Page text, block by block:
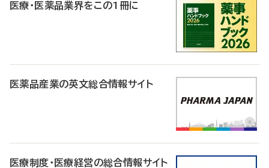
医療・医薬品業界をこの1冊に
医薬品産業の英文総合情報サイト
医療制度・医療経営の総合情報サイト